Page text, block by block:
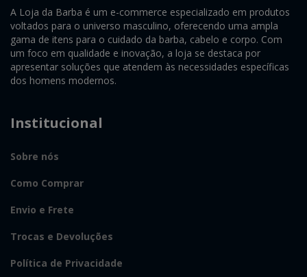
A Loja da Barba é um e-commerce especializado em produtos
voltados para o universo masculino, oferecendo uma ampla
gama de itens para o cuidado da barba, cabelo e corpo. Com
um foco em qualidade e inovação, a loja se destaca por
apresentar soluções que atendem às necessidades específicas
dos homens modernos.
Institucional
Sobre nós
Como Comprar
Envio e Frete
Trocas e Devoluções
Política de Privacidade